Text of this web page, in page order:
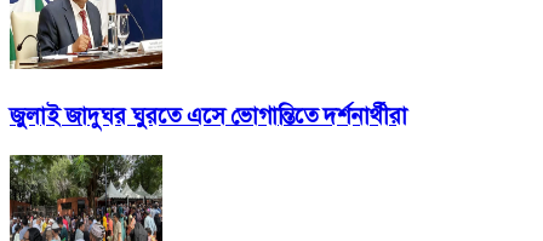
জুলাই জাদুঘর ঘুরতে এসে ভোগান্তিতে দর্শনার্থীরা